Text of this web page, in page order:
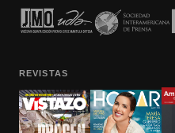
REVISTAS